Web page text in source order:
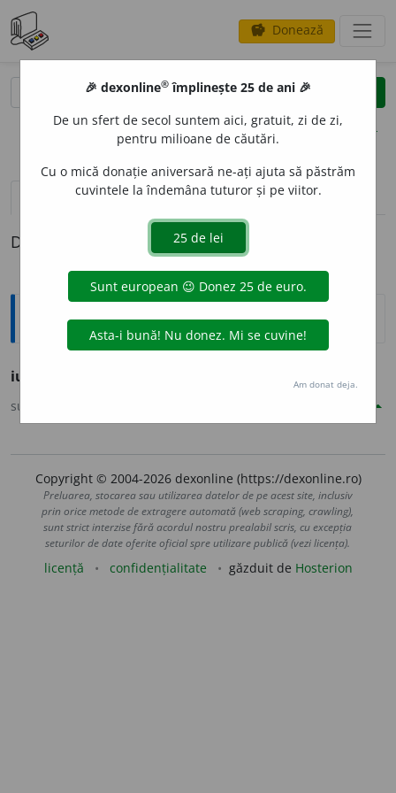
savings Donează
clear
opțiuni
definiții (1) pronunțievolume_up (50)
Definiția cu ID-ul 800129:
Explicative DEX
iubire
sursa:
Copyright © 2004-2026 dexonline (https://dexonline.ro)
Preluarea, stocarea sau utilizarea datelor de pe acest site, inclusiv
prin orice metode de extragere automată (web scraping, crawling),
sunt strict interzise fără acordul nostru prealabil scris, cu excepția
seturilor de date oferite oficial spre utilizare publică (vezi licența).
licență confidențialitate găzduit de Hosterion
🎉 dexonline® împlinește 25 de ani 🎉
De un sfert de secol suntem aici, gratuit, zi de zi,
pentru milioane de căutări.
Cu o mică donație aniversară ne-ați ajuta să păstrăm
cuvintele la îndemâna tuturor și pe viitor.
Am donat deja.